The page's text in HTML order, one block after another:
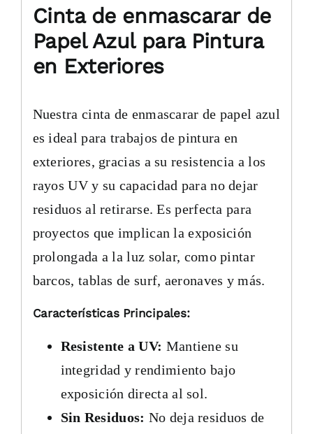
Cinta de enmascarar de
Papel Azul para Pintura
en Exteriores
Nuestra cinta de enmascarar de papel azul
es ideal para trabajos de pintura en
exteriores, gracias a su resistencia a los
rayos UV y su capacidad para no dejar
residuos al retirarse. Es perfecta para
proyectos que implican la exposición
prolongada a la luz solar, como pintar
barcos, tablas de surf, aeronaves y más.
Características Principales:
Resistente a UV: Mantiene su
integridad y rendimiento bajo
exposición directa al sol.
Sin Residuos: No deja residuos de